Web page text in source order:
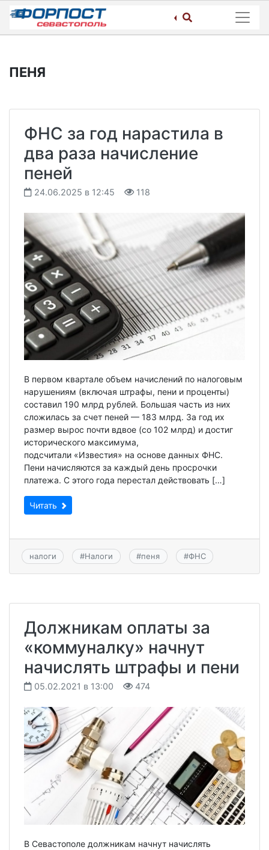
Skip
content
ПЕНЯ
ФНС за год нарастила в
два раза начисление
пеней
24.06.2025 в 12:45 118
В первом квартале объем начислений по налоговым
нарушениям (включая штрафы, пени и проценты)
составил 190 млрд рублей. Большая часть из них
сложилась за счет пеней — 183 млрд. За год их
размер вырос почти вдвое (со 102 млрд) и достиг
исторического максимума,
подсчитали «Известия» на основе данных ФНС.
Пени начисляются за каждый день просрочки
платежа. С этого года перестал действовать […]
Читать
налоги #Налоги #пеня #ФНС
Должникам оплаты за
«коммуналку» начнут
начислять штрафы и пени
05.02.2021 в 13:00 474
В Севастополе должникам начнут начислять